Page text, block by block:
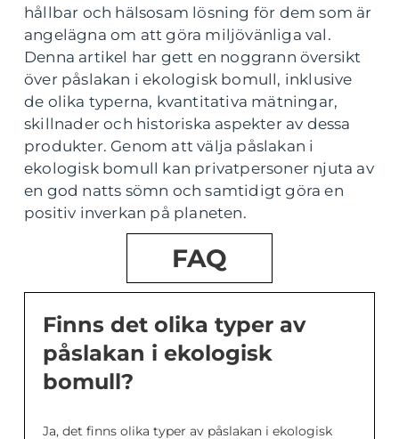
hållbar och hälsosam lösning för dem som är
angelägna om att göra miljövänliga val.
Denna artikel har gett en noggrann översikt
över påslakan i ekologisk bomull, inklusive
de olika typerna, kvantitativa mätningar,
skillnader och historiska aspekter av dessa
produkter. Genom att välja påslakan i
ekologisk bomull kan privatpersoner njuta av
en god natts sömn och samtidigt göra en
positiv inverkan på planeten.
FAQ
Finns det olika typer av
påslakan i ekologisk
bomull?
Ja, det finns olika typer av påslakan i ekologisk